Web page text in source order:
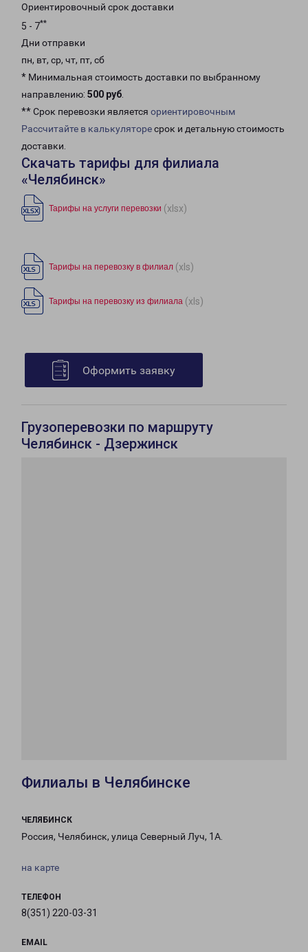
Ориентировочный срок доставки
5 - 7**
Дни отправки
пн, вт, ср, чт, пт, сб
* Минимальная стоимость доставки по выбранному
направлению: 500 руб.
** Срок перевозки является ориентировочным
Рассчитайте в калькуляторесрок и детальную стоимость
доставки.
Скачать тарифы для филиала
«Челябинск»
Тарифы на услуги перевозки (xlsx)
Тарифы на перевозку в филиал (xls)
Тарифы на перевозку из филиала (xls)
Оформить заявку
Грузоперевозки по маршруту
Челябинск - Дзержинск
Филиалы в Челябинске
ЧЕЛЯБИНСК
Россия, Челябинск, улица Северный Луч, 1А.
на карте
ТЕЛЕФОН
8(351) 220-03-31
EMAIL